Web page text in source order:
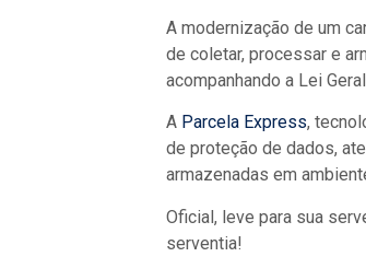
A modernização de um
de coletar, processar e
acompanhando a Lei
A Parcela Express,
de proteção de dados,
armazenadas em
Oficial, leve para sua
serventia!